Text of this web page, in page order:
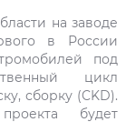
на заводе
в России
под
цикл
сборку (CKD).
будет